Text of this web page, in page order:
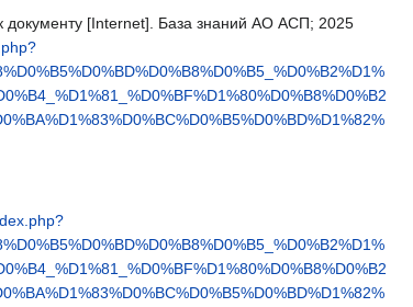
[Internet]. База знаний АО АСП; 2025